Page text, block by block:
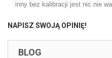
inny bez kalibracji jest nic nie
NAPISZ SWOJĄ OPINIĘ!
BLOG